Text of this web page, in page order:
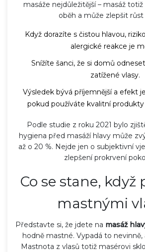
masáže nejdůležitější – masáž
oběh a může zlepšit růst
Když dorazíte s čistou hlavou,
alergické reakce je
Snížíte šanci, že si domů
zatížené vlasy.
Výsledek bývá příjemnější a efekt
pokud používáte kvalitní produkty
Podle studie z roku 2021 bylo
hygiena před masáží hlavy může
až o 20 %. Nejde jen o subjektivní
zlepšení prokrvení
Co se stane, když
mastnými
Představte si, že jdete na masáž
hodně mastné. Vypadá to nevinně,
Mastnota z vlasů totiž masérovi